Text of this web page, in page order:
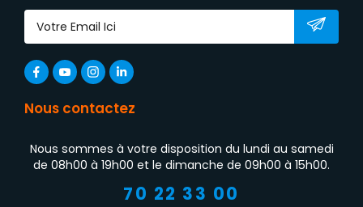
Nous contactez
Nous sommes à votre disposition du lundi au samedi
de 08h00 à 19h00 et le dimanche de 09h00 à 15h00.
70 22 33 00